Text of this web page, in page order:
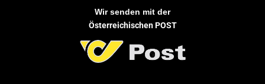
Wir senden mit der
Österreichischen POST